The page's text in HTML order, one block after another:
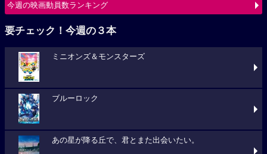
今週の映画動員数ランキング
要チェック！今週の３本
ミニオンズ＆モンスターズ
ブルーロック
あの星が降る丘で、君とまた出会いたい。